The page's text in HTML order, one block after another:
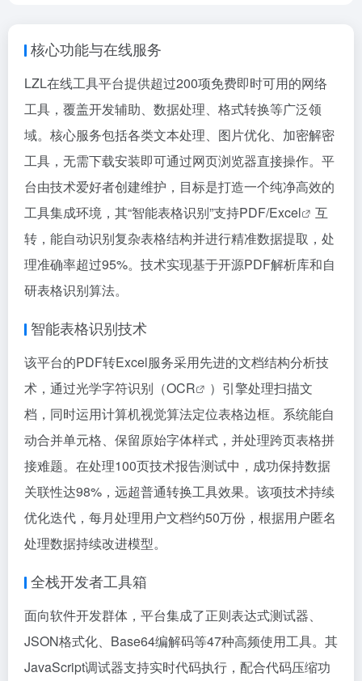
核心功能与在线服务
LZL在线工具平台提供超过200项免费即时可用的网络
工具，覆盖开发辅助、数据处理、格式转换等广泛领
域。核心服务包括各类文本处理、图片优化、加密解密
工具，无需下载安装即可通过网页浏览器直接操作。平
台由技术爱好者创建维护，目标是打造一个纯净高效的
工具集成环境，其“智能表格识别”支持PDF/Excel
互
转，能自动识别复杂表格结构并进行精准数据提取，处
理准确率超过95%。技术实现基于开源PDF解析库和自
研表格识别算法。
智能表格识别技术
该平台的PDF转Excel服务采用先进的文档结构分析技
术，通过光学字符识别（OCR
）引擎处理扫描文
档，同时运用计算机视觉算法定位表格边框。系统能自
动合并单元格、保留原始字体样式，并处理跨页表格拼
接难题。在处理100页技术报告测试中，成功保持数据
关联性达98%，远超普通转换工具效果。该项技术持续
优化迭代，每月处理用户文档约50万份，根据用户匿名
处理数据持续改进模型。
全栈开发者工具箱
面向软件开发群体，平台集成了正则表达式测试器、
JSON格式化、Base64编解码等47种高频使用工具。其
JavaScript调试器支持实时代码执行，配合代码压缩功